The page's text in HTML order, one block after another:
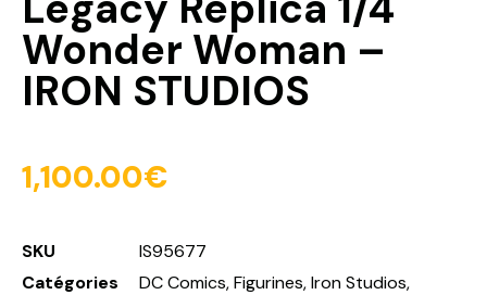
Wonder Woman –
IRON STUDIOS
1,100.00€
SKU
IS95677
Catégories
DC Comics,Figurines,Iron Studios,